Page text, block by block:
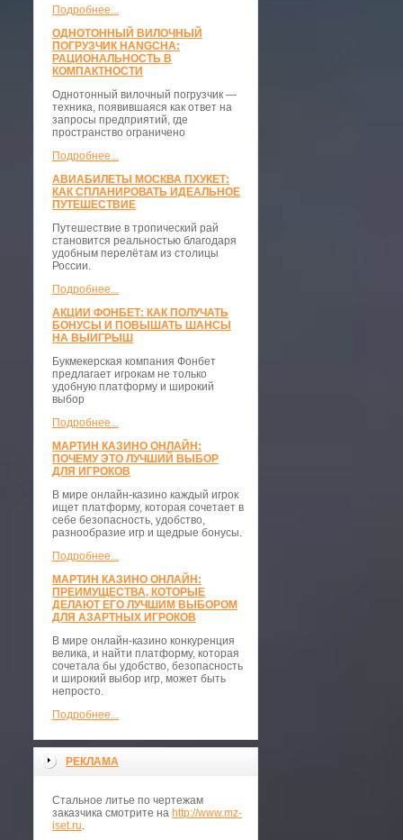
Подробнее...
ОДНОТОННЫЙ ВИЛОЧНЫЙ
ПОГРУЗЧИК HANGCHA:
РАЦИОНАЛЬНОСТЬ В
КОМПАКТНОСТИ
​Однотонный вилочный погрузчик —
техника, появившаяся как ответ на
запросы предприятий, где
пространство ограничено
Подробнее...
АВИАБИЛЕТЫ МОСКВА ПХУКЕТ:
КАК СПЛАНИРОВАТЬ ИДЕАЛЬНОЕ
ПУТЕШЕСТВИЕ
Путешествие в тропический рай
становится реальностью благодаря
удобным перелётам из столицы
России.
Подробнее...
АКЦИИ ФОНБЕТ: КАК ПОЛУЧАТЬ
БОНУСЫ И ПОВЫШАТЬ ШАНСЫ
НА ВЫИГРЫШ
Букмекерская компания Фонбет
предлагает игрокам не только
удобную платформу и широкий
выбор
Подробнее...
МАРТИН КАЗИНО ОНЛАЙН:
ПОЧЕМУ ЭТО ЛУЧШИЙ ВЫБОР
ДЛЯ ИГРОКОВ
В мире онлайн-казино каждый игрок
ищет платформу, которая сочетает в
себе безопасность, удобство,
разнообразие игр и щедрые бонусы.
Подробнее...
МАРТИН КАЗИНО ОНЛАЙН:
ПРЕИМУЩЕСТВА, КОТОРЫЕ
ДЕЛАЮТ ЕГО ЛУЧШИМ ВЫБОРОМ
ДЛЯ АЗАРТНЫХ ИГРОКОВ
В мире онлайн-казино конкуренция
велика, и найти платформу, которая
сочетала бы удобство, безопасность
и широкий выбор игр, может быть
непросто.
Подробнее...
РЕКЛАМА
Стальное литье по чертежам
заказчика смотрите на http://www.mz-
iset.ru.